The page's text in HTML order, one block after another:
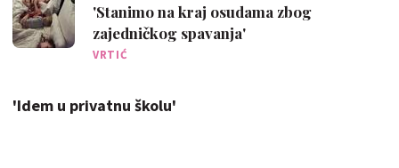
'Stanimo na kraj osudama zbog
zajedničkog spavanja'
VRTIĆ
'Idem u privatnu školu'